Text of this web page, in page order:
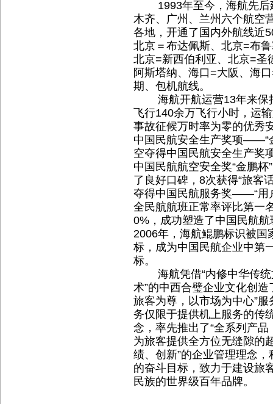
1993年至今，海航先后
木齐、广州、兰州六个航空
各地，开通了国内外航线近
北京＝布达佩斯、北京=布
北京=新西伯利亚、北京=圣
阿斯塔纳、海口=大阪、海
期、包机航线。
海航开航运营13年来保
飞行140余万飞行小时，运
事故征候万时率为零的优秀
中国民航安全生产奖项——“
空夺得中国民航安全生产奖
中国民航航空安全奖“金鹏
了良好口碑，8次获得“旅客
夺得中国民航服务奖——“用
全民航航班正常率评比第一
0%，成功塑造了中国民航
2006年，海航鲲鹏标识被国
标，成为中国民航企业中第
标。
海航凭借“内修中华传统
术”的中西合璧企业文化创
旅客为尊，以市场为中心”
务仅限于提供机上服务的传
念，率先推出了“全系列产
为旅客提供全方位无缝隙的
绩、创新”的企业管理理念
的奋斗目标，致力于建设旅
民族的世界级百年品牌。